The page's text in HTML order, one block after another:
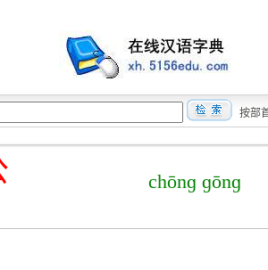
按部
chōnɡ ɡōnɡ